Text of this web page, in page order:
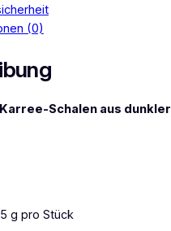
(0)
Schalen aus dunkler
g pro Stück